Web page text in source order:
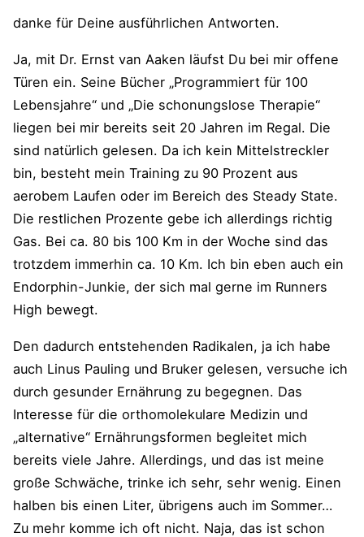
danke für Deine ausführlichen Antworten.
Ja, mit Dr. Ernst van Aaken läufst Du bei mir offene
Türen ein. Seine Bücher „Programmiert für 100
Lebensjahre“ und „Die schonungslose Therapie“
liegen bei mir bereits seit 20 Jahren im Regal. Die
sind natürlich gelesen. Da ich kein Mittelstreckler
bin, besteht mein Training zu 90 Prozent aus
aerobem Laufen oder im Bereich des Steady State.
Die restlichen Prozente gebe ich allerdings richtig
Gas. Bei ca. 80 bis 100 Km in der Woche sind das
trotzdem immerhin ca. 10 Km. Ich bin eben auch ein
Endorphin-Junkie, der sich mal gerne im Runners
High bewegt.
Den dadurch entstehenden Radikalen, ja ich habe
auch Linus Pauling und Bruker gelesen, versuche ich
durch gesunder Ernährung zu begegnen. Das
Interesse für die orthomolekulare Medizin und
„alternative“ Ernährungsformen begleitet mich
bereits viele Jahre. Allerdings, und das ist meine
große Schwäche, trinke ich sehr, sehr wenig. Einen
halben bis einen Liter, übrigens auch im Sommer…
Zu mehr komme ich oft nicht. Naja, das ist schon